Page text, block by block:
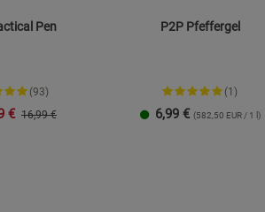
Pen
(93)
€ 16,99 €
P2P Pfeffergel
(1)
6,99 € (582,50 EUR / 1 l)